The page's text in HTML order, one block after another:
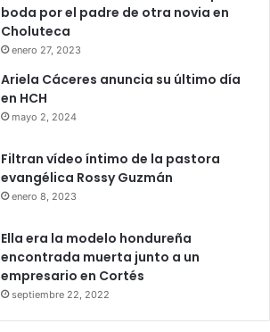
boda por el padre de otra novia en
Choluteca
enero 27, 2023
Ariela Cáceres anuncia su último día
en HCH
mayo 2, 2024
Filtran vídeo íntimo de la pastora
evangélica Rossy Guzmán
enero 8, 2023
Ella era la modelo hondureña
encontrada muerta junto a un
empresario en Cortés
septiembre 22, 2022